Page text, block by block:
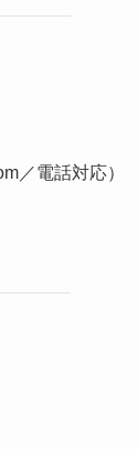
／電話対応）